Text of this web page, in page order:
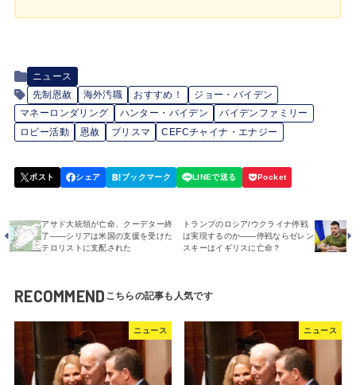
ニュース
先制恩赦
海外汚職 おすすめ！
ジョー・バイデン
マネーロンダリング
ハンター・バイデン
バイデンファミリー
ロビー活動
恩赦 ブリスマ CEFCチャイナ・エナジー
アサド大統領が亡命、クーデター終
了――シリアは米国の支援を受けた
テロリストに支配された
トランプのロシア/ウクライナ停戦
は実現するのか――停戦ならゼレン
スキーはイギリスに亡命？
RECOMMEND
ニュース ニュース